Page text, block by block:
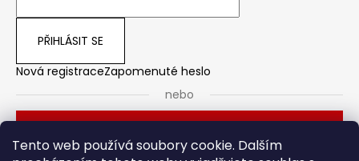
Tento web používá soubory cookie. Dalším
PŘIHLÁSIT SE
Nová registraceZapomenuté heslo
nebo